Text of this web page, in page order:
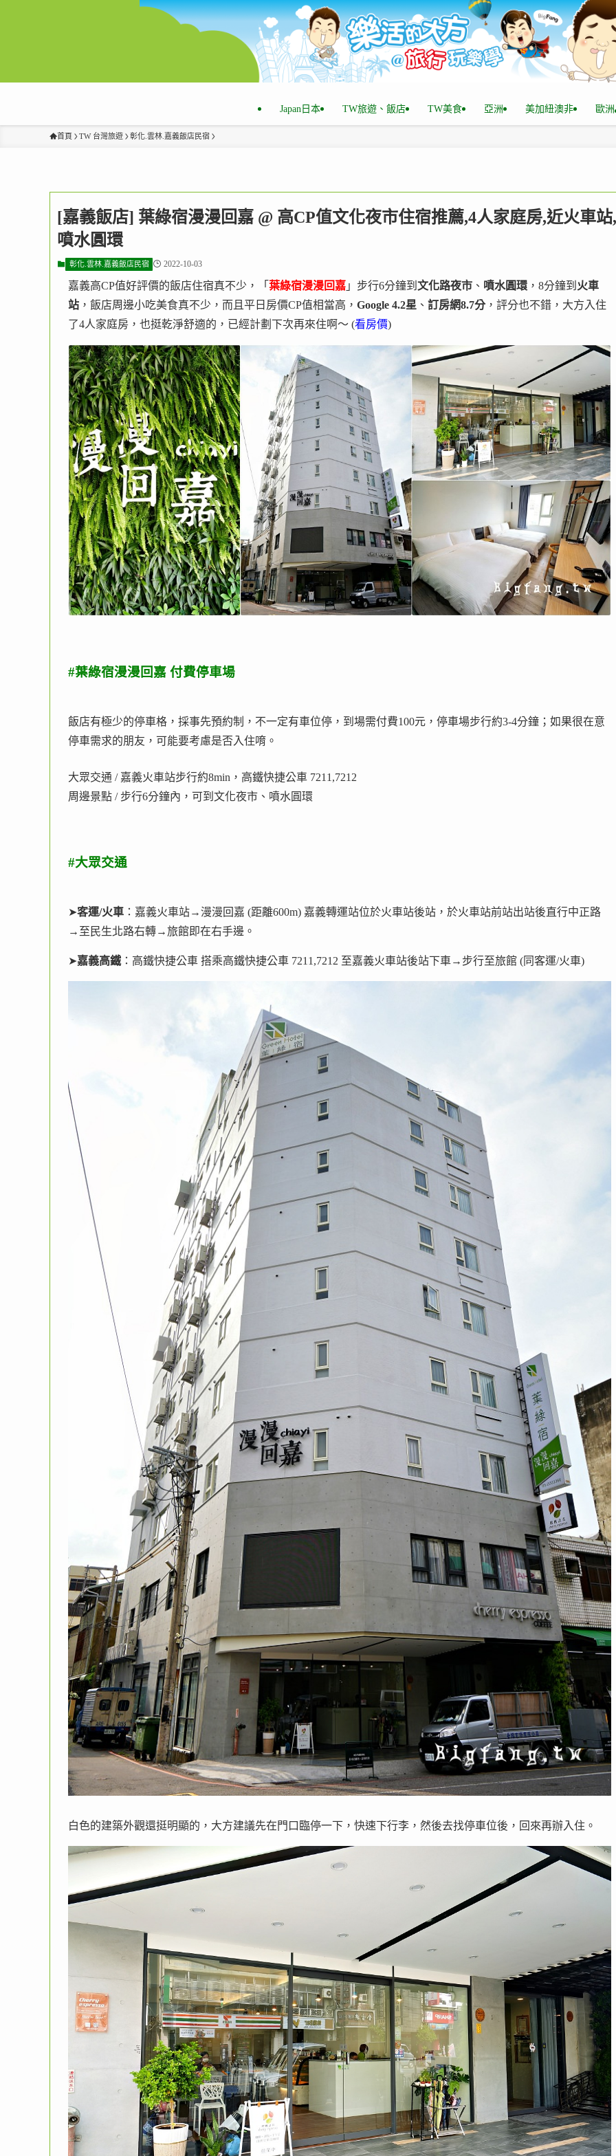
Japan日本 TW旅遊、飯店 TW美食 亞洲 美加紐澳非 歐洲
首頁 TW 台灣旅遊 彰化.雲林.嘉義飯店民宿
[嘉義飯店] 葉綠宿漫漫回嘉 @ 高CP值文化夜市住宿推薦,4人家庭房,近火車站,
噴水圓環
彰化.雲林.嘉義飯店民宿 2022-10-03
嘉義高CP值好評價的飯店住宿真不少，「 葉綠宿漫漫回嘉 」步行6分鐘到 文化路夜市 、 噴水圓環 ，8分鐘到 火車
站 ，飯店周邊小吃美食真不少，而且平日房價CP值相當高， Google 4.2星 、 訂房網8.7分，評分也不錯，大方入住
了4人家庭房，也挺乾淨舒適的，已經計劃下次再來住啊～ (看房價)
#葉綠宿漫漫回嘉 付費停車場
飯店有極少的停車格，採事先預約制，不一定有車位停，到場需付費100元，停車場步行約3-4分鐘；如果很在意
停車需求的朋友，可能要考慮是否入住唷。
大眾交通 / 嘉義火車站步行約8min，高鐵快捷公車 7211,7212
周邊景點 / 步行6分鐘內，可到文化夜市、噴水圓環
#大眾交通
➤客運/火車 ：嘉義火車站→漫漫回嘉 (距離600m) 嘉義轉運站位於火車站後站，於火車站前站出站後直行中正路
→至民生北路右轉→旅館即在右手邊。
➤嘉義高鐵：高鐵快捷公車 搭乘高鐵快捷公車 7211,7212 至嘉義火車站後站下車→步行至旅館 (同客運/火車)
白色的建築外觀還挺明顯的，大方建議先在門口臨停一下，快速下行李，然後去找停車位後，回來再辦入住。